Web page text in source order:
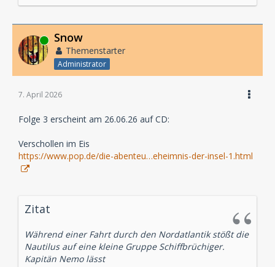
Online Snow
Themenstarter
Administrator
7. April 2026
Folge 3 erscheint am 26.06.26 auf CD:
Verschollen im Eis
https://www.pop.de/die-abenteu…eheimnis-der-insel-1.html
Zitat
Während einer Fahrt durch den Nordatlantik stößt die
Nautilus auf eine kleine Gruppe Schiffbrüchiger.
Kapitän Nemo lässt